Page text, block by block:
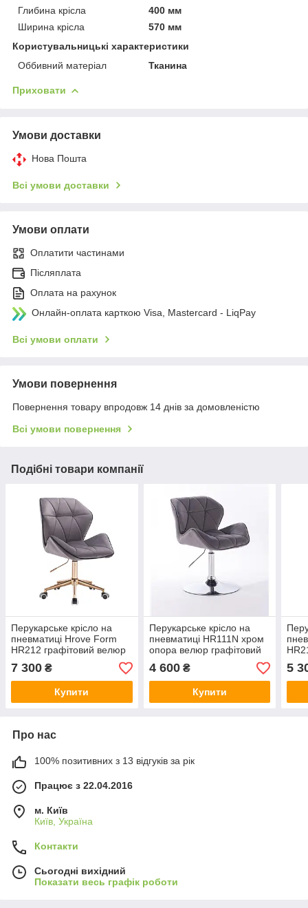
Глибина крісла
400 мм
Ширина крісла
570 мм
Користувальницькі характеристики
Оббивний матеріал
Тканина
Приховати
Умови доставки
Нова Пошта
Всі умови доставки
Умови оплати
Оплатити частинами
Післяплата
Оплата на рахунок
Онлайн-оплата карткою Visa, Mastercard - LiqPay
Всі умови оплати
Умови повернення
Повернення товару впродовж 14 днів за домовленістю
Всі умови повернення
Подібні товари компанії
Перукарське крісло на
пневматиці Hrove Form
HR212 графітовий велюр
основа золото
7 300 ₴
Купити
Перукарське крісло на
пневматиці HR111N хром
опора велюр графітовий
4 600₴
Купити
5
Про нас
100% позитивних з 13 відгуків за рік
Працює з 22.04.2016
м. Київ
Київ, Україна
Контакти
Сьогодні вихідний
Показати весь графік роботи